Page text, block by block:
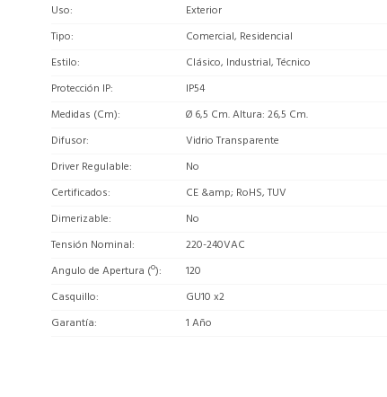
Uso
Exterior
Tipo
Comercial, Residencial
Estilo
Clásico, Industrial, Técnico
Protección IP
IP54
Medidas (Cm)
Ø 6,5 Cm. Altura: 26,5 Cm.
Difusor
Vidrio Transparente
Driver Regulable
No
Certificados
CE &amp; RoHS, TUV
Dimerizable
No
Tensión Nominal
220-240VAC
Angulo de Apertura (º)
120
Casquillo
GU10 x2
Garantía
1 Año